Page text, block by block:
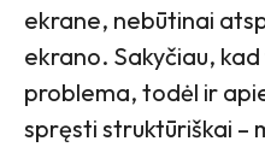
ekrane, nebūtinai
ekrano. Sakyčiau,
problema, todėl ir
spręsti struktūriškai –